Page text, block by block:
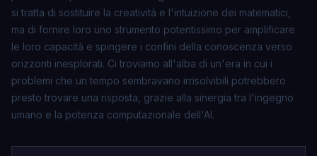
si tratta di sostituire la creatività e l'intuizione dei matematici,
ma di fornire loro uno strumento potentissimo per amplificare
le loro capacità e spingere i confini della conoscenza verso
orizzonti inesplorati. Ci troviamo all'alba di un'era in cui i
problemi che un tempo sembravano irrisolvibili potrebbero
presto trovare una risposta, grazie alla sinergia tra l'ingegno
umano e la potenza computazionale dell'AI.